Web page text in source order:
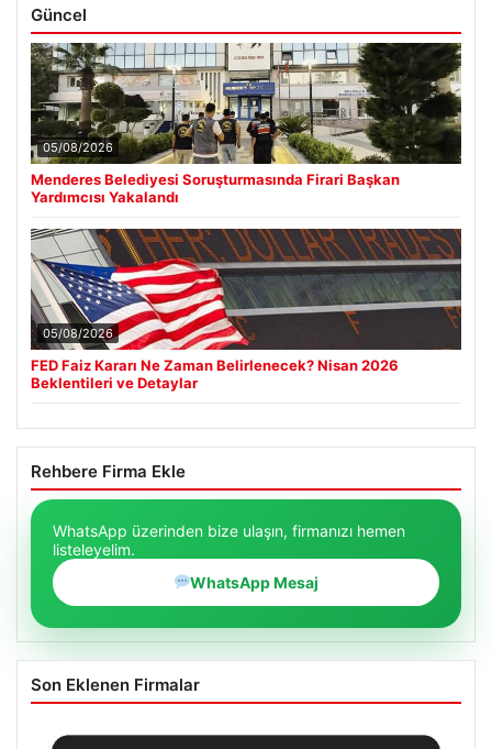
Güncel
05/08/2026
Menderes Belediyesi Soruşturmasında Firari Başkan
Yardımcısı Yakalandı
05/08/2026
FED Faiz Kararı Ne Zaman Belirlenecek? Nisan 2026
Beklentileri ve Detaylar
Rehbere Firma Ekle
WhatsApp üzerinden bize ulaşın, firmanızı hemen
listeleyelim.
WhatsApp Mesaj
Son Eklenen Firmalar